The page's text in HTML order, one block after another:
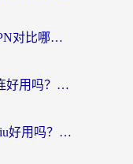
Malus VPN好用吗？和闪疾VPN对比哪个回国效果更好？海外华人的实用避坑指南
海外党必看：Quickback和秒连好用吗？3步选对回国加速器，无缝刷国内资源
海外党必看：雷神手游和biubiu好用吗？3招选对回国加速器无缝刷国内资源